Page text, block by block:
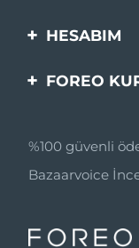
Bi̇zi̇mle
HESABIM
Ürün Kaydı
FOREO
Ortaklik
Ortaklık
%100 güvenli
Bazaarvoice